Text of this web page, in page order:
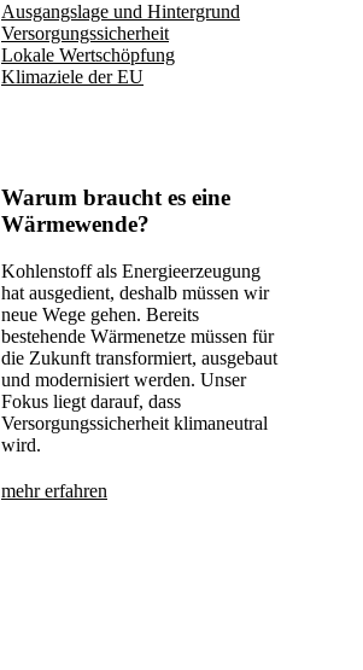
Ausgangslage und Hintergrund
Versorgungssicherheit
Lokale Wertschöpfung
Klimaziele der EU
Warum braucht es eine
Wärmewende?
Kohlenstoff als Energieerzeugung
hat ausgedient, deshalb müssen wir
neue Wege gehen. Bereits
bestehende Wärmenetze müssen für
die Zukunft transformiert, ausgebaut
und modernisiert werden. Unser
Fokus liegt darauf, dass
Versorgungssicherheit klimaneutral
wird.
mehr erfahren